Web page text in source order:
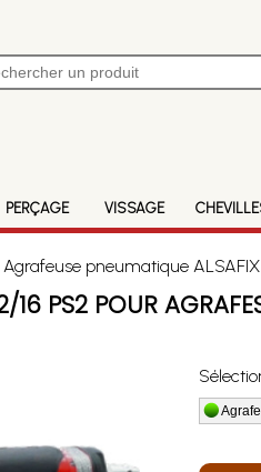
PERÇAGE VISSAGE
pneumatique ALSAFIX
16 PS2 POUR